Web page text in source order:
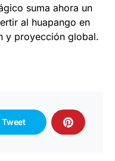
suma ahora un
al huapango en
y proyección global.
Tweet